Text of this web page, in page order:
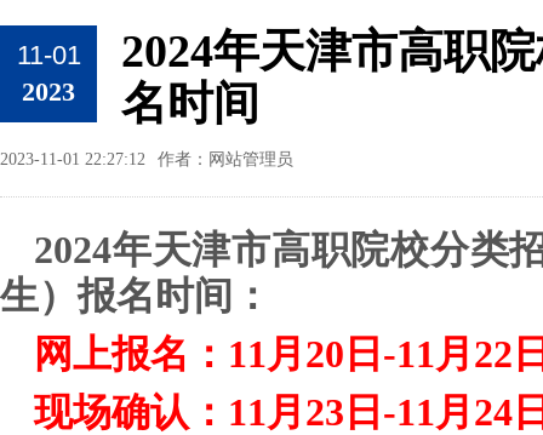
11-01
2023
2024年天津市高职
名时间
2023-11-01 22:27:12 作者：网站管理员
2024年天津市高职院校分类
生）报名时间：
网上报名：11月20日-11月22
现场确认：11月23日-11月24